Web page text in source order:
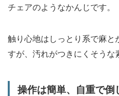
チェアのようなかんじです。
触り心地はしっとり系で麻と
すが、汚れがつきにくそうな
操作は簡単、自重で倒